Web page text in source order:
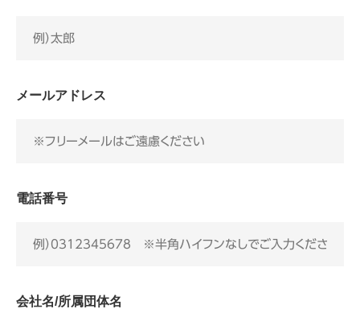
メールアドレス
電話番号
会社名/所属団体名